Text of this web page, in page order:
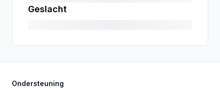
Geslacht
Ondersteuning